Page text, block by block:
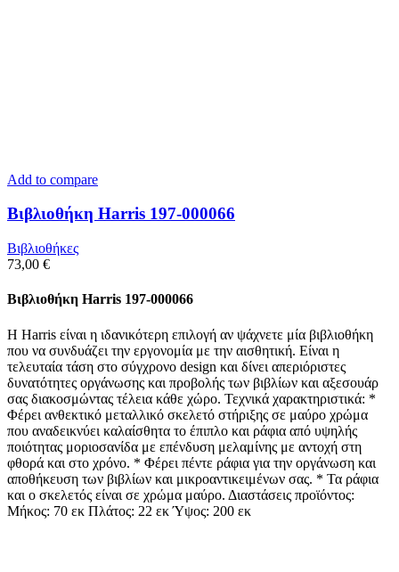
Add to compare
Βιβλιοθήκη Harris 197-000066
Βιβλιοθήκες
73,00 €
Βιβλιοθήκη Harris 197-000066
Η Harris είναι η ιδανικότερη επιλογή αν ψάχνετε μία βιβλιοθήκη
που να συνδυάζει την εργονομία με την αισθητική. Είναι η
τελευταία τάση στο σύγχρονο design και δίνει απεριόριστες
δυνατότητες οργάνωσης και προβολής των βιβλίων και αξεσουάρ
σας διακοσμώντας τέλεια κάθε χώρο. Τεχνικά χαρακτηριστικά: *
Φέρει ανθεκτικό μεταλλικό σκελετό στήριξης σε μαύρο χρώμα
που αναδεικνύει καλαίσθητα το έπιπλο και ράφια από υψηλής
ποιότητας μοριοσανίδα με επένδυση μελαμίνης με αντοχή στη
φθορά και στο χρόνο. * Φέρει πέντε ράφια για την οργάνωση και
αποθήκευση των βιβλίων και μικροαντικειμένων σας. * Τα ράφια
και ο σκελετός είναι σε χρώμα μαύρο. Διαστάσεις προϊόντος:
Μήκος: 70 εκ Πλάτος: 22 εκ Ύψος: 200 εκ